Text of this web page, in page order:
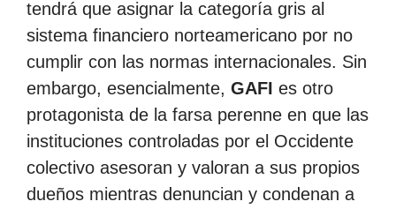
tendrá que asignar la categoría gris al
sistema financiero norteamericano por no
cumplir con las normas internacionales. Sin
embargo, esencialmente, GAFI es otro
protagonista de la farsa perenne en que las
instituciones controladas por el Occidente
colectivo asesoran y valoran a sus propios
dueños mientras denuncian y condenan a